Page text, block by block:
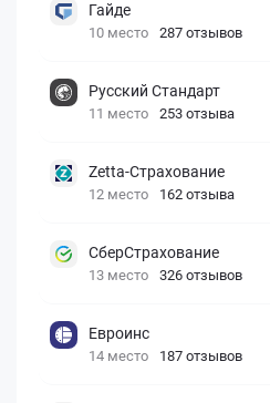
Гайде
10 место 287 отзывов
Русский Стандарт
11 место 253 отзыва
Zetta-Страхование
12 место 162 отзыва
СберСтрахование
13 место 326 отзывов
Евроинс
14 место 187 отзывов